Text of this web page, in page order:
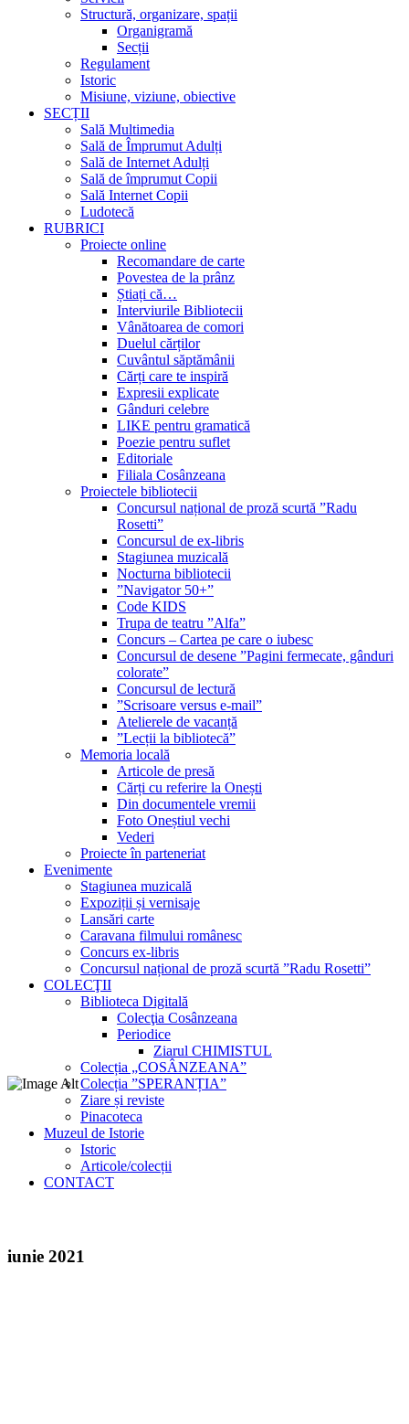
Structură, organizare, spații
Organigramă
Secții
Regulament
Istoric
Misiune, viziune, obiective
SECȚII
Sală Multimedia
Sală de Împrumut Adulți
Sală de Internet Adulți
Sală de împrumut Copii
Sală Internet Copii
Ludotecă
RUBRICI
Proiecte online
Recomandare de carte
Povestea de la prânz
Știați că…
Interviurile Bibliotecii
Vânătoarea de comori
Duelul cărților
Cuvântul săptămânii
Cărți care te inspiră
Expresii explicate
Gânduri celebre
LIKE pentru gramatică
Poezie pentru suflet
Editoriale
Filiala Cosânzeana
Proiectele bibliotecii
Concursul național de proză scurtă ”Radu
Rosetti”
Concursul de ex-libris
Stagiunea muzicală
Nocturna bibliotecii
”Navigator 50+”
Code KIDS
Trupa de teatru ”Alfa”
Concurs – Cartea pe care o iubesc
Concursul de desene ”Pagini fermecate, gânduri
colorate”
Concursul de lectură
”Scrisoare versus e-mail”
Atelierele de vacanță
”Lecții la bibliotecă”
Memoria locală
Articole de presă
Cărți cu referire la Onești
Din documentele vremii
Foto Oneștiul vechi
Vederi
Proiecte în parteneriat
Evenimente
Stagiunea muzicală
Expoziții și vernisaje
Lansări carte
Caravana filmului românesc
Concurs ex-libris
Concursul național de proză scurtă ”Radu Rosetti”
COLECŢII
Biblioteca Digitală
Colecţia Cosânzeana
Periodice
Ziarul CHIMISTUL
Colecția „COSÂNZEANA”
Colecția ”SPERANȚIA”
Ziare și reviste
Pinacoteca
Muzeul de Istorie
Istoric
Articole/colecții
CONTACT
iunie 2021